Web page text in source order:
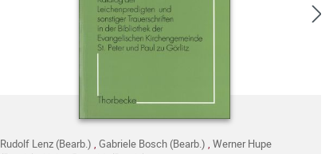
Rudolf Lenz (Bearb.) Gabriele Bosch (Bearb.) Werner Hupe